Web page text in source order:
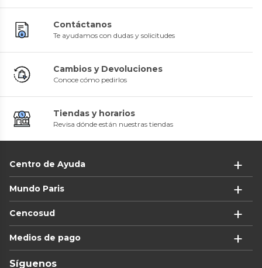
Contáctanos
Te ayudamos con dudas y solicitudes
Cambios y Devoluciones
Conoce cómo pedirlos
Tiendas y horarios
Revisa dónde están nuestras tiendas
Centro de Ayuda
Mundo Paris
Cencosud
Medios de pago
Síguenos